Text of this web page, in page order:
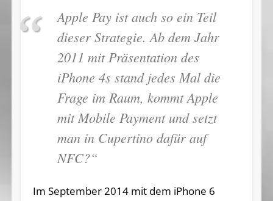
Apple Pay ist auch so ein Teil
dieser Strategie. Ab dem Jahr
2011 mit Präsentation des
iPhone 4s stand jedes Mal die
Frage im Raum, kommt Apple
mit Mobile Payment und setzt
man in Cupertino dafür auf
NFC?“
Im September 2014 mit dem iPhone 6